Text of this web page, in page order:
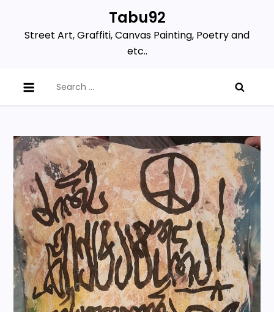
content
Tabu92
Street Art, Graffiti, Canvas Painting, Poetry and
etc..
for: